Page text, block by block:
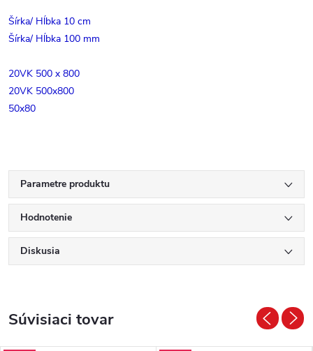
Šírka/ Hĺbka 10 cm
Šírka/ Hĺbka 100 mm
20VK 500 x 800
20VK 500x800
50x80
Parametre produktu
Hodnotenie
Diskusia
Súvisiaci tovar